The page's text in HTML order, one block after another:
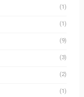
(1)
(1)
(9)
(3)
(2)
(1)